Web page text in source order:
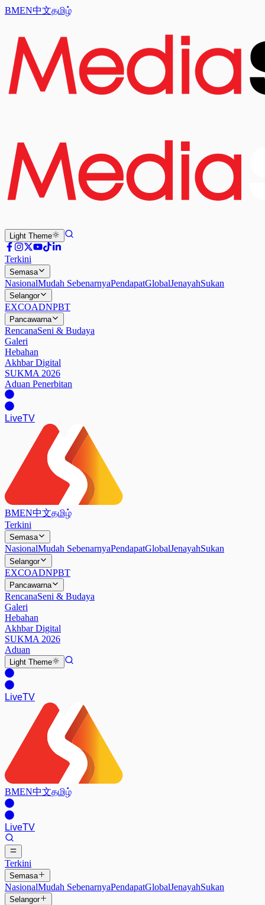
BMEN中文தமிழ்
Light Theme
Terkini
Semasa
NasionalMudah SebenarnyaPendapatGlobalJenayahSukan
Selangor
EXCOADNPBT
Pancawarna
RencanaSeni & Budaya
Galeri
Hebahan
Akhbar Digital
SUKMA 2026
Aduan Penerbitan
LiveTV
BMEN中文தமிழ்
Terkini
Semasa
NasionalMudah SebenarnyaPendapatGlobalJenayahSukan
Selangor
EXCOADNPBT
Pancawarna
RencanaSeni & Budaya
Galeri
Hebahan
Akhbar Digital
SUKMA 2026
Aduan
Light Theme
LiveTV
BMEN中文தமிழ்
LiveTV
Terkini
Semasa
NasionalMudah SebenarnyaPendapatGlobalJenayahSukan
Selangor